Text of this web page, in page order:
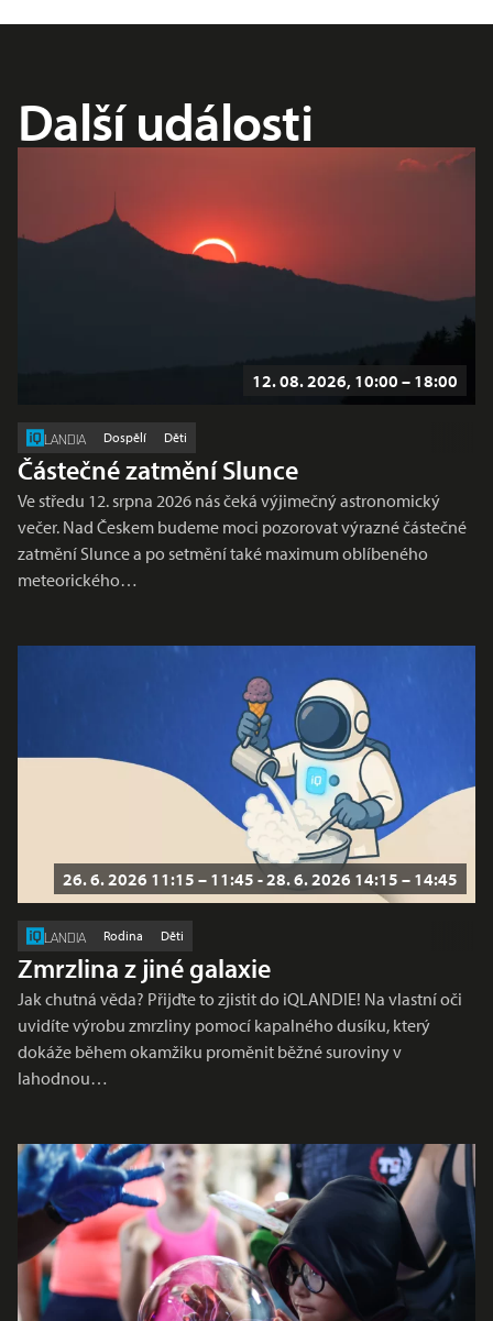
Další události
12. 08. 2026, 10:00 – 18:00
LANDIA Dospělí Děti
Částečné zatmění Slunce
Ve středu 12. srpna 2026 nás čeká výjimečný astronomický
večer. Nad Českem budeme moci pozorovat výrazné částečné
zatmění Slunce a po setmění také maximum oblíbeného
meteorického…
26. 6. 2026 11:15 – 11:45 - 28. 6. 2026 14:15 – 14:45
LANDIA Rodina Děti
Zmrzlina z jiné galaxie
Jak chutná věda? Přijďte to zjistit do iQLANDIE! Na vlastní oči
uvidíte výrobu zmrzliny pomocí kapalného dusíku, který
dokáže během okamžiku proměnit běžné suroviny v
lahodnou…